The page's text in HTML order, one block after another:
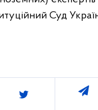
Суд